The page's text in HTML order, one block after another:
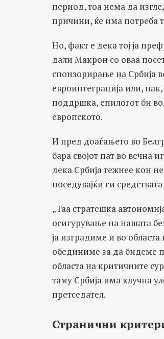
период, тоа нема да
причини, ќе има потреба
Но, факт е дека тој ја
дали Макрон со оваа
спонзорирање на Србија
евроинтеграција или,
поддршка, епилогот би
европското.
И пред доаѓањето во
бара својот пат во вечна
дека Србија тежнее кон
поседувајќи ги
„Таа стратешка
осигурување на нашата
ја изградиме и во
обединиме за да бидеме
областа на критичните
таму Србија има клучна
претседател.
Странични